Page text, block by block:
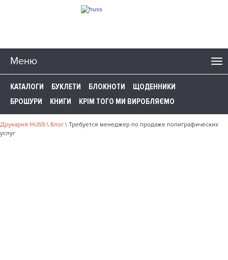
Меню
КАТАЛОГИ БУКЛЕТИ БЛОКНОТИ
ЩОДЕННИКИ
БРОШУРИ
КНИГИ КРІМ ТОГО МИ ВИРОБЛЯЄМО
Друкарня HUSS \ Блог \ Требуется менеджер по продаже полиграфических
услуг